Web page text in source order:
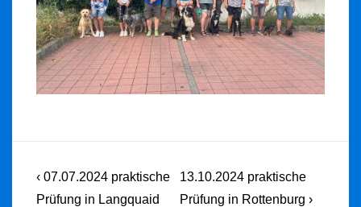
Beitragsnavigation
Previous
Post
‹ 07.07.2024 praktische
Prüfung in Langquaid
Next
Post
13.10.2024 praktische
Prüfung in Rottenburg ›